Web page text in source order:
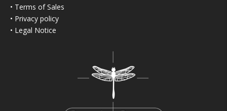
• Terms of Sales
• Privacy policy
• Legal Notice